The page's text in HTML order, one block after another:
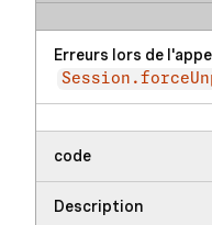
Erreurs lors de l'appel
code
Description